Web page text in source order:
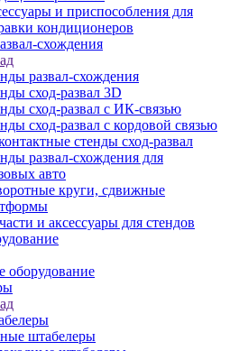
и приспособления для
кондиционеров
схождения
развал-схождения
сход-развал 3D
сход-развал с ИК-связью
сход-развал с кордовой связью
стенды сход-развал
развал-схождения для
авто
круги, сдвижные
и аксессуары для стендов
оборудование
штабелеры